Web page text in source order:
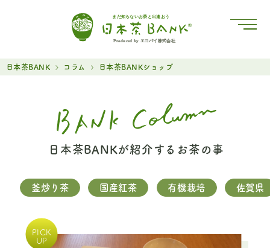
まだ知らないお茶と出逢おう
Produced by エコバイ株式会社
日本茶BANK コラム 日本茶BANKショップ
日本茶BANKが紹介するお茶の事
釜炒り茶 国産紅茶 有機栽培 佐賀県
PICK
UP